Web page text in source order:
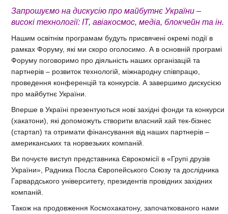
Запрошуємо на дискусію про майбутнє України –
високі технології: ІТ, авіакосмос, медіа, блокчейн та ін.
Нашим освітнім програмам будуть присвячені окремі події в
рамках Форуму, які ми скоро оголосимо. А в основній програмі
Форуму поговоримо про діяльність наших організацій та
партнерів – розвиток технологій, міжнародну співпрацю,
проведення конференцій та конкурсів. А завершимо дискусією
про майбутнє України.
Вперше в Україні презентуються нові західні фонди та конкурси
(хакатони), які допоможуть створити власний хай тек-бізнес
(стартап) та отримати фінансування від наших партнерів –
американських та норвезьких компаній.
Ви почуєте виступ представника Єврокомісії в «Групі друзів
України», Радника Посла Європейського Союзу та дослідника
Гарвардського університету, президентів провідних західних
компаній.
Також на продовження Космохакатону, започаткованого нами